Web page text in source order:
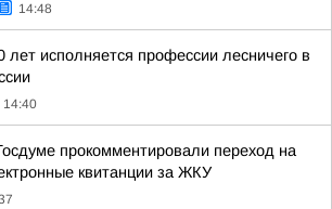
14:48
лет исполняется профессии лесничего в
14:40
прокомментировали переход на
квитанции за ЖКУ